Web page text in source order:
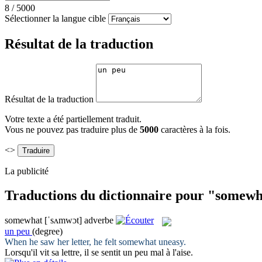
8 / 5000
Sélectionner la langue cible
Résultat de la traduction
Résultat de la traduction
Votre texte a été partiellement traduit.
Vous ne pouvez pas traduire plus de 5000 caractères à la fois.
<>
La publicité
Traductions du dictionnaire pour
somewhat [ˈsʌmwɔt] adverbe
un peu (degree)
When he saw her letter, he felt somewhat uneasy.
Lorsqu'il vit sa lettre, il se sentit un peu mal à l'aise.